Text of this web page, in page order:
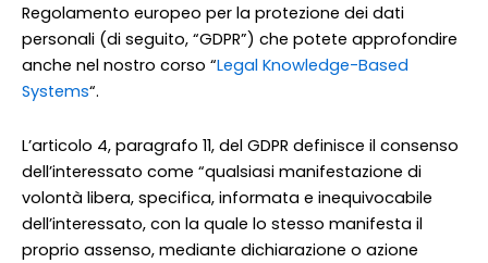
Regolamento europeo per la protezione dei dati
personali (di seguito, “GDPR”) che potete approfondire
anche nel nostro corso “Legal Knowledge-Based
Systems“.
L’articolo 4, paragrafo 11, del GDPR definisce il consenso
dell’interessato come “qualsiasi manifestazione di
volontà libera, specifica, informata e inequivocabile
dell’interessato, con la quale lo stesso manifesta il
proprio assenso, mediante dichiarazione o azione